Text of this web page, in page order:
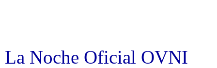
La Noche Oficial OVNI